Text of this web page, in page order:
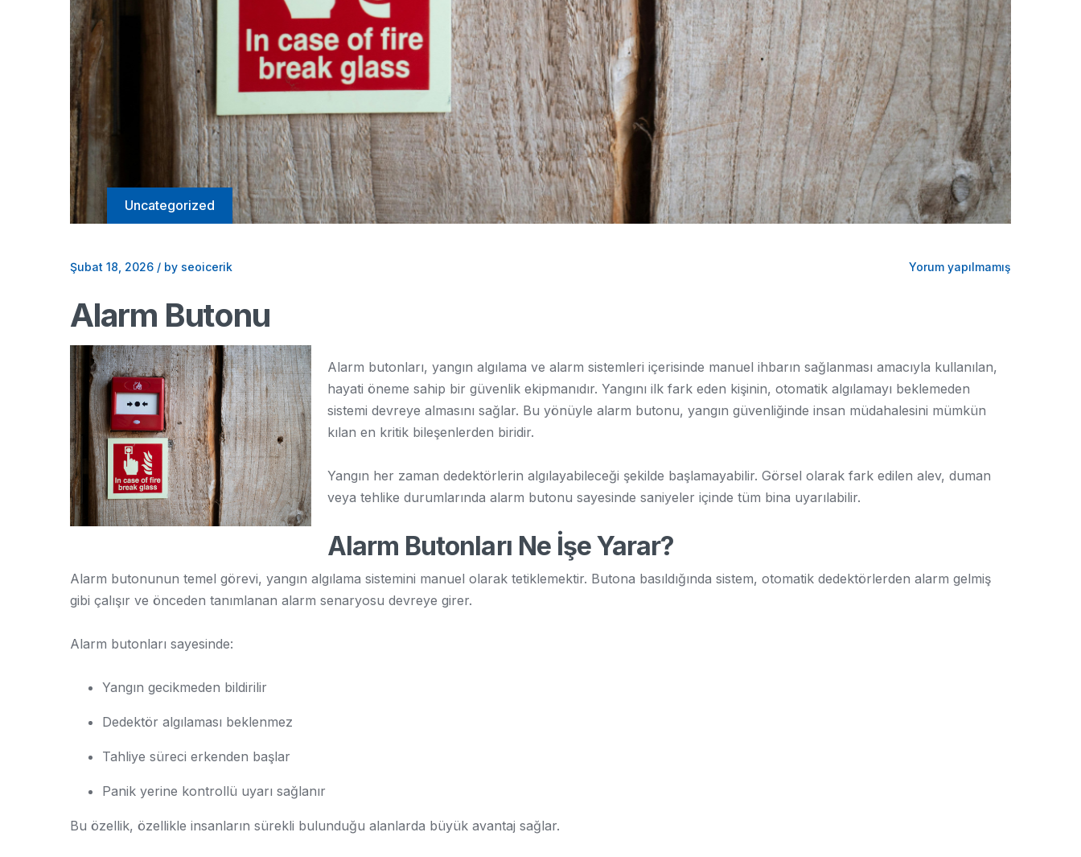
Uncategorized
Şubat 18, 2026 / by seoicerik Yorum yapılmamış
Alarm Butonu
Alarm butonları, yangın algılama ve alarm sistemleri içerisinde manuel ihbarın sağlanması amacıyla kullanılan,
hayati öneme sahip bir güvenlik ekipmanıdır. Yangını ilk fark eden kişinin, otomatik algılamayı beklemeden
sistemi devreye almasını sağlar. Bu yönüyle alarm butonu, yangın güvenliğinde insan müdahalesini mümkün
kılan en kritik bileşenlerden biridir.
Yangın her zaman dedektörlerin algılayabileceği şekilde başlamayabilir. Görsel olarak fark edilen alev, duman
veya tehlike durumlarında alarm butonu sayesinde saniyeler içinde tüm bina uyarılabilir.
Alarm Butonları Ne İşe Yarar?
Alarm butonunun temel görevi, yangın algılama sistemini manuel olarak tetiklemektir. Butona basıldığında sistem, otomatik dedektörlerden alarm gelmiş
gibi çalışır ve önceden tanımlanan alarm senaryosu devreye girer.
Alarm butonları sayesinde:
Yangın gecikmeden bildirilir
Dedektör algılaması beklenmez
Tahliye süreci erkenden başlar
Panik yerine kontrollü uyarı sağlanır
Bu özellik, özellikle insanların sürekli bulunduğu alanlarda büyük avantaj sağlar.